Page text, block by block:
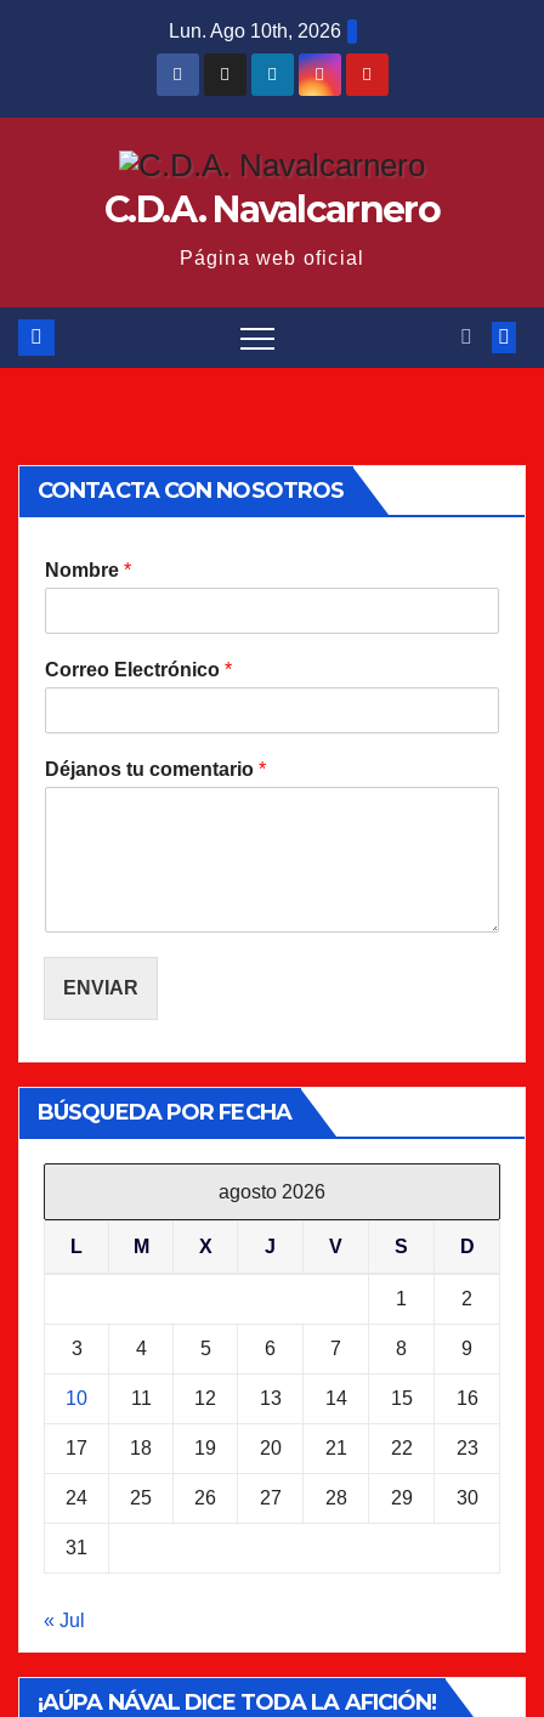
Lun. Ago 10th, 2026
C.D.A. Navalcarnero
Página web oficial
CONTACTA CON NOSOTROS
Nombre *
Correo Electrónico *
Déjanos tu comentario *
ENVIAR
BÚSQUEDA POR FECHA
agosto 2026
L M X J V S D
1 2
3 4 5 6 7 8 9
10 11 12 13 14 15 16
17 18 19 20 21 22 23
24 25 26 27 28 29 30
31
« Jul
¡AÚPA NÁVAL DICE TODA LA AFICIÓN!